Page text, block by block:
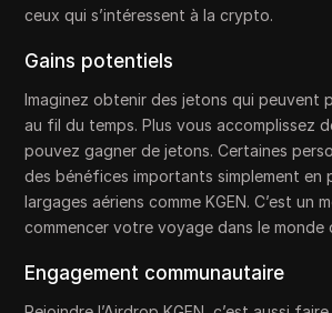
ceux qui s’intéressent à la crypto.
Gains potentiels
Imaginez obtenir des jetons qui peuvent
au fil du temps. Plus vous accomplissez
pouvez gagner de jetons. Certaines
des bénéfices importants simplement en
largages aériens comme KGEN. C’est un
commencer votre voyage dans le monde
Engagement communautaire